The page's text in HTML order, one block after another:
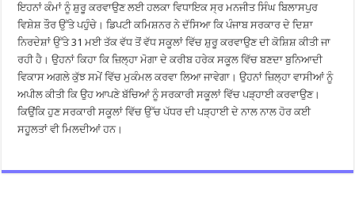
ਇਹਨਾਂ ਕੰਮਾਂ ਨੂੰ ਸ਼ੁਰੂ ਕਰਵਾਉਣ ਲਈ ਹਲਕਾ ਵਿਧਾਇਕ ਸ੍ਰ ਮਨਜੀਤ ਸਿੰਘ ਬਿਲਾਸਪੁਰ
ਵਿਸ਼ੇਸ਼ ਤੌਰ ਉੱਤੇ ਪਹੁੰਚੇ। ਡਿਪਟੀ ਕਮਿਸ਼ਨਰ ਨੇ ਦੱਸਿਆ ਕਿ ਪੰਜਾਬ ਸਰਕਾਰ ਦੇ ਦਿਸ਼ਾ
ਨਿਰਦੇਸ਼ਾਂ ਉੱਤੇ 31 ਮਈ ਤੱਕ ਵੱਧ ਤੋਂ ਵੱਧ ਸਕੂਲਾਂ ਵਿੱਚ ਸ਼ੁਰੂ ਕਰਵਾਉਣ ਦੀ ਕੋਸ਼ਿਸ਼ ਕੀਤੀ ਜਾ
ਰਹੀ ਹੈ। ਉਹਨਾਂ ਕਿਹਾ ਕਿ ਜ਼ਿਲ੍ਹਾ ਮੋਗਾ ਦੇ ਕਰੀਬ ਹਰੇਕ ਸਕੂਲ ਵਿੱਚ ਬਣਦਾ ਬੁਨਿਆਦੀ
ਵਿਕਾਸ ਅਗਲੇ ਕੁੱਝ ਸਮੇਂ ਵਿੱਚ ਮੁਕੰਮਲ ਕਰਵਾ ਲਿਆ ਜਾਵੇਗਾ। ਉਹਨਾਂ ਜ਼ਿਲ੍ਹਾ ਵਾਸੀਆਂ ਨੂੰ
ਅਪੀਲ ਕੀਤੀ ਕਿ ਉਹ ਆਪਣੇ ਬੱਚਿਆਂ ਨੂੰ ਸਰਕਾਰੀ ਸਕੂਲਾਂ ਵਿੱਚ ਪੜ੍ਹਾਈ ਕਰਵਾਉਣ।
ਕਿਉਂਕਿ ਹੁਣ ਸਰਕਾਰੀ ਸਕੂਲਾਂ ਵਿੱਚ ਉੱਚ ਪੱਧਰ ਦੀ ਪੜ੍ਹਾਈ ਦੇ ਨਾਲ ਨਾਲ ਹੋਰ ਕਈ
ਸਹੂਲਤਾਂ ਵੀ ਮਿਲਦੀਆਂ ਹਨ।